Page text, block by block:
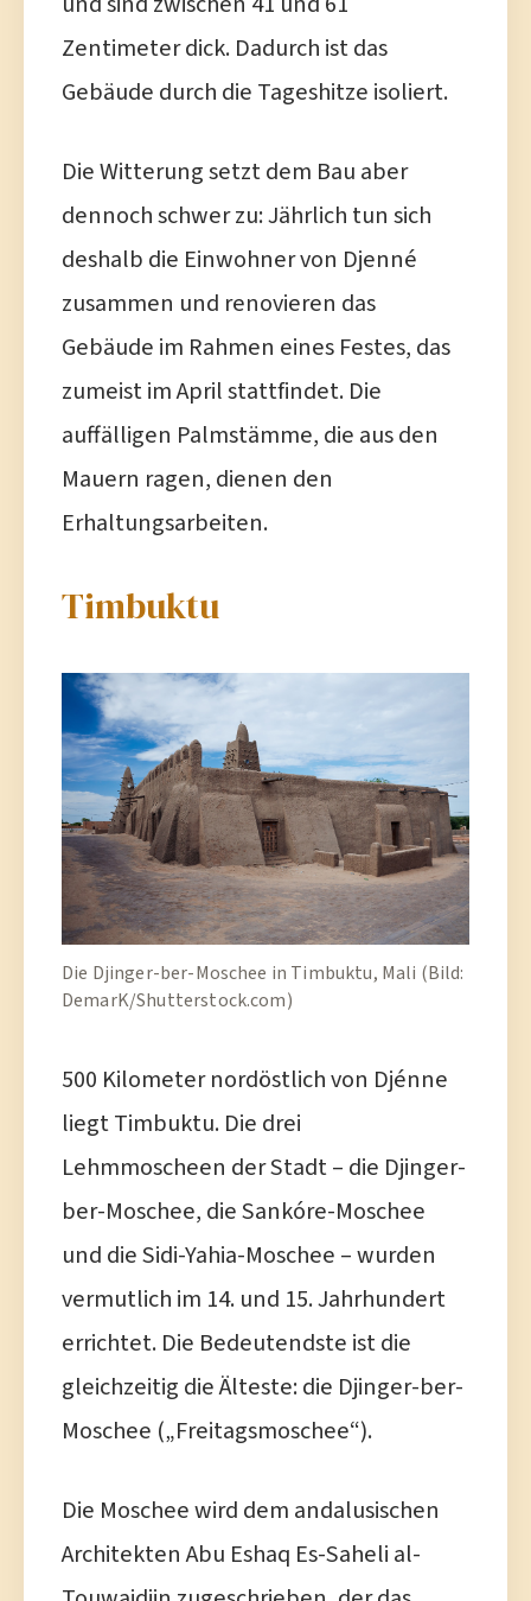
Zentimeter dick. Dadurch ist das
Gebäude durch die Tageshitze isoliert.
Die Witterung setzt dem Bau aber
dennoch schwer zu: Jährlich tun sich
deshalb die Einwohner von Djenné
zusammen und renovieren das
Gebäude im Rahmen eines Festes, das
zumeist im April stattfindet. Die
auffälligen Palmstämme, die aus den
Mauern ragen, dienen den
Erhaltungsarbeiten.
Timbuktu
Die Djinger-ber-Moschee in Timbuktu, Mali (Bild:
DemarK/Shutterstock.com)
500 Kilometer nordöstlich von Djénne
liegt Timbuktu. Die drei
Lehmmoscheen der Stadt – die Djinger-
ber-Moschee, die Sankóre-Moschee
und die Sidi-Yahia-Moschee – wurden
vermutlich im 14. und 15. Jahrhundert
errichtet. Die Bedeutendste ist die
gleichzeitig die Älteste: die Djinger-ber-
Moschee („Freitagsmoschee“).
Die Moschee wird dem andalusischen
Architekten Abu Eshaq Es-Saheli al-